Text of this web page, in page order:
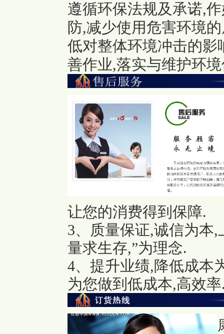
遵循环保法规及承诺,
防,减少使用危害环境
低对整体环境冲击的影
善作业,落实与维护环
让您的消费得到保障.
3、质量保证,诚信为本
量求生存,”为理念.
4、提升业绩,降低成本
为您做到低成本,高效